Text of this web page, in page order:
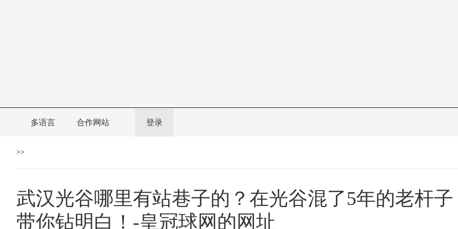
多语言 合作网站 登录
>>
武汉光谷哪里有站巷子的？在光谷混了5年的老杆子
带你钻明白！-皇冠球网的网址